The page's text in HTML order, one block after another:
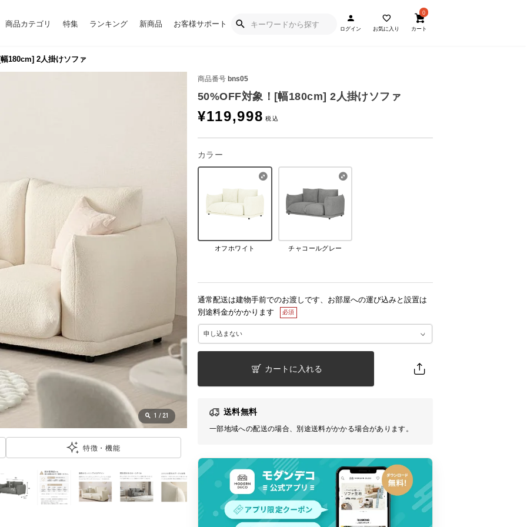
商品カテゴリ 特集 ランキング 新商品 お客様サポート
ログイン お気に入り
0
カート
180cm] 2人掛けソファ
商品番号 bns05
50%OFF対象！[幅180cm] 2人掛けソファ
¥119,998
カラー
オフホワイト チャコールグレー
通常配送は建物手前でのお渡しです、お部屋への運び込みと設置は
別途料金がかかります
カートに入れる
送料無料
一部地域への配送の場合、別途送料がかかる場合があります。
1 / 21
特徴・機能